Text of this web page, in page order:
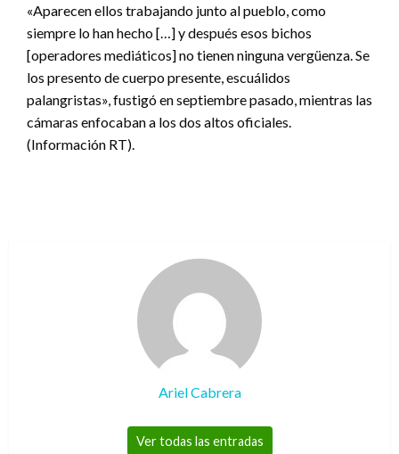
«Aparecen ellos trabajando junto al pueblo, como
siempre lo han hecho […] y después esos bichos
[operadores mediáticos] no tienen ninguna vergüenza. Se
los presento de cuerpo presente, escuálidos
palangristas», fustigó en septiembre pasado, mientras las
cámaras enfocaban a los dos altos oficiales.
(Información RT).
Ariel Cabrera
Ver todas las entradas